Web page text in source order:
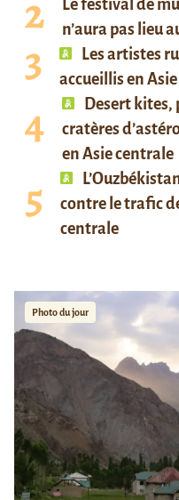
Le festival de
n’aura pas lieu
Les artistes
accueillis en
Desert kites,
cratères
en Asie centrale
contre le trafic
centrale
Photo du jour